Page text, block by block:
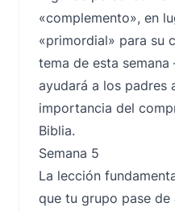
«complemento», en
«primordial» para su
tema de esta semana
ayudará a los padres
importancia del
Biblia.
Semana 5
La lección
que tu grupo pase de